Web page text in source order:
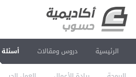
الرئيسية دروس ومقالات